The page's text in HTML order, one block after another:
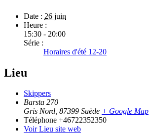
Date : 26 juin
Heure :
15:30 - 20:00
Série :
Horaires d'été 12-20
Lieu
Skippers
Barsta 270
Gris Nord, 87399 Suède + Google Map
Téléphone +46722352350
Voir Lieu site web